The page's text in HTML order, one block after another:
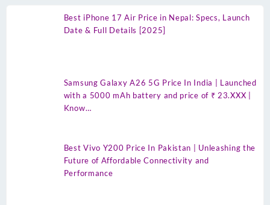
Best iPhone 17 Air Price in Nepal: Specs, Launch
Date & Full Details [2025]
Samsung Galaxy A26 5G Price In India | Launched
with a 5000 mAh battery and price of ₹ 23.XXX |
Know…
Best Vivo Y200 Price In Pakistan | Unleashing the
Future of Affordable Connectivity and
Performance